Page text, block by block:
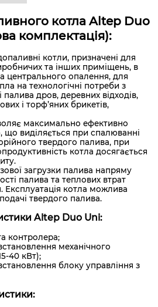
котла Altep Duo
комплектація):
котли, призначені для
та інших приміщень, в
центрального опалення, для
на технологічні потреби з
дров, деревних відходів,
і торф’яних брикетів,
максимально ефективно
що виділяється при спалюванні
твердого палива, при
котла досягається
загрузки палива напряму
палива та теплових втрат
Експлуатація котла можлива
твердого палива.
Altep Duo Uni:
контролера;
механічного
40 кВт);
блоку управління з